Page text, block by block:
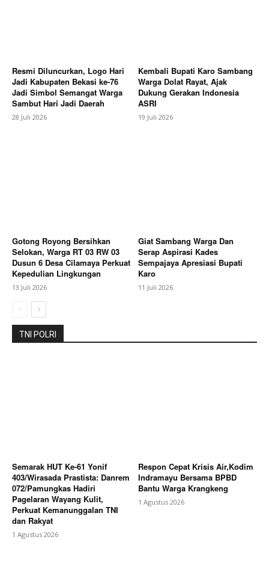
SUBSCRIBE NOW
Subscription Plans
My account
Bagikan Artikel
Berita Lainnya
Resmi Diluncurkan, Logo Hari
Jadi Kabupaten Bekasi ke-76
Jadi Simbol Semangat Warga
Sambut Hari Jadi Daerah
28 Juli 2026
Kembali Bupati Karo Sambang
Warga Dolat Rayat, Ajak
Dukung Gerakan Indonesia
ASRI
19 Juli 2026
Gotong Royong Bersihkan
Selokan, Warga RT 03 RW 03
Dusun 6 Desa Cilamaya Perkuat
Kepedulian Lingkungan
13 Juli 2026
Giat Sambang Warga Dan
Serap Aspirasi Kades
Sempajaya Apresiasi Bupati
Karo
11 Juli 2026
TNI POLRI
Semarak HUT Ke-61 Yonif
403/Wirasada Prastista: Danrem
072/Pamungkas Hadiri
Pagelaran Wayang Kulit,
Perkuat Kemanunggalan TNI
dan Rakyat
1 Agustus 2026
Respon Cepat Krisis Air,Kodim
Indramayu Bersama BPBD
Bantu Warga Krangkeng
1 Agustus 2026